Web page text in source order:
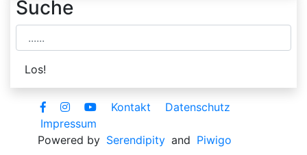
Suche
Kontakt
Datenschutz
Impressum
Powered by Serendipity and Piwigo